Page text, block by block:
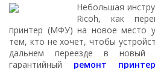
Небольшая
Ricoh, как
принтер (МФУ) на новое место
тем, кто не хочет, чтобы
дальнем переезде в
гарантийный ремонт